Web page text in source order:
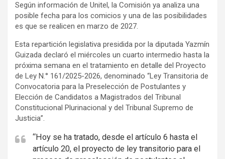
Según información de Unitel, la Comisión ya analiza una
posible fecha para los comicios y una de las posibilidades
es que se realicen en marzo de 2027.
Esta repartición legislativa presidida por la diputada Yazmín
Guizada declaró el miércoles un cuarto intermedio hasta la
próxima semana en el tratamiento en detalle del Proyecto
de Ley N.° 161/2025-2026, denominado “Ley Transitoria de
Convocatoria para la Preselección de Postulantes y
Elección de Candidatos a Magistrados del Tribunal
Constitucional Plurinacional y del Tribunal Supremo de
Justicia”.
“Hoy se ha tratado, desde el artículo 6 hasta el
artículo 20, el proyecto de ley transitorio para el